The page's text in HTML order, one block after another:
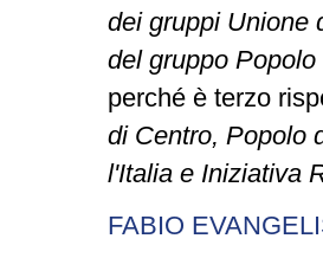
dei gruppi Unione
del gruppo
perché è terzo
di Centro, Popolo
l'Italia e Iniziativa
FABIO